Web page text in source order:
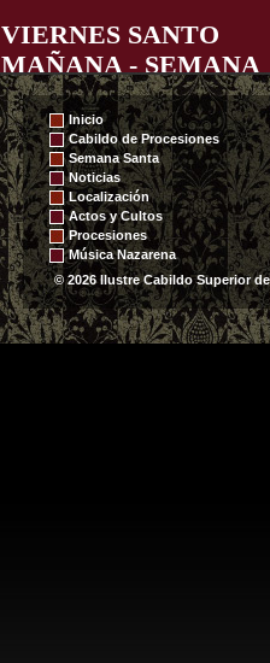
VIERNES SANTO
MAÑANA - SEMANA
SANTA TOTANA 2007
Inicio
Cabildo de Procesiones
Semana Santa
Noticias
Localización
Actos y Cultos
Procesiones
Música Nazarena
© 2026 Ilustre Cabildo Superior